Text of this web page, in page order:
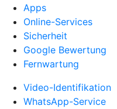
Apps
Online-Services
Sicherheit
Google Bewertung
Fernwartung
Video-Identifikation
WhatsApp-Service